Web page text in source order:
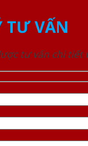
TƯ VẤN
tư vấn chi tiết